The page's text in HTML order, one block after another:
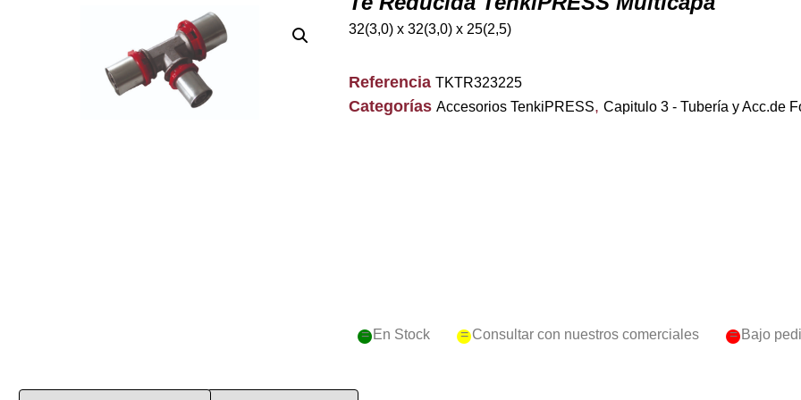
32(3,0) x 32(3,0) x 25(2,5)
Referencia TKTR323225
Categorías Accesorios TenkiPRESS, Capitulo 3 - Tubería y Acc.de
= En Stock = Consultar con nuestros comerciales = Bajo